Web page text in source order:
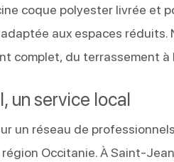
coque polyester livrée et
aux espaces réduits.
complet, du terrassement à
un service local
un réseau de
Occitanie. À Saint-